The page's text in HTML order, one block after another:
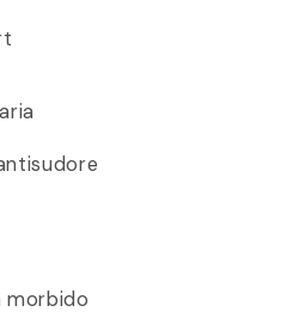
morbido